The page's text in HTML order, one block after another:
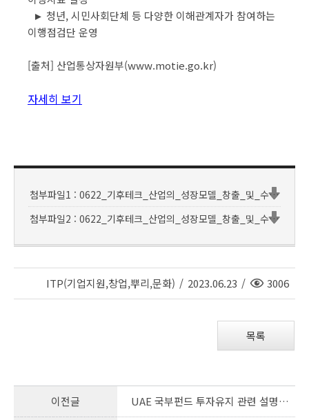
► 청년, 시민사회단체 등 다양한 이해관계자가 참여하는
이행점검단 운영
[출처] 산업통상자원부(www.motie.go.kr)
자세히 보기
첨부파일1 : 0622_기후테크_산업의_성장모델_창출_및_수출산업_전략_수립.hwpx
첨부파일2 : 0622_기후테크_산업의_성장모델_창출_및_수출산업_전략_수립.pdf
ITP(기업지원,창업,뿌리,문화) / 2023.06.23 /
조
회
3006
목록
이전글 UAE 국부펀드 투자유지 관련 설명자료 공유